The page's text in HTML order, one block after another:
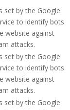
set by the Google
to identify bots
website against
attacks.
set by the Google
to identify bots
website against
attacks.
set by the Google